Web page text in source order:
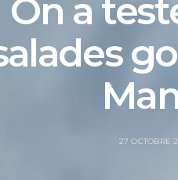
On a
27 OCTOBRE